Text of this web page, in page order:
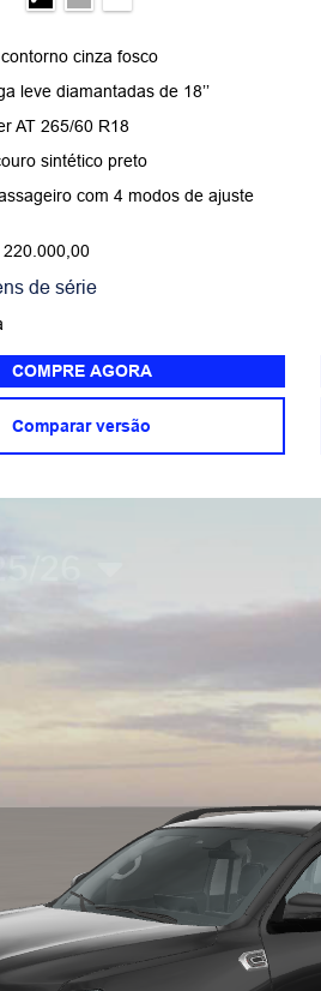
cinza fosco​
leve diamantadas de 18’’​
AT 265/60 R18​
sintético preto​
com 4 modos de ajuste
de série
COMPRE AGORA
Comparar versão